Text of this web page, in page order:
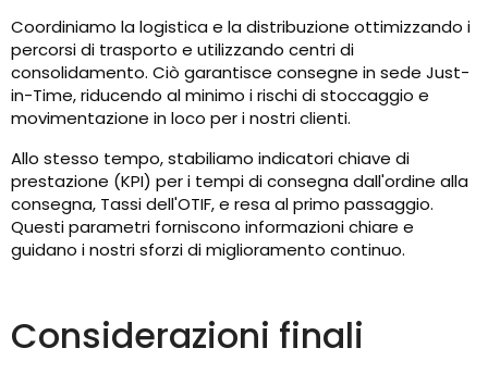
Coordiniamo la logistica e la distribuzione ottimizzando i
percorsi di trasporto e utilizzando centri di
consolidamento. Ciò garantisce consegne in sede Just-
in-Time, riducendo al minimo i rischi di stoccaggio e
movimentazione in loco per i nostri clienti.
Allo stesso tempo, stabiliamo indicatori chiave di
prestazione (KPI) per i tempi di consegna dall'ordine alla
consegna, Tassi dell'OTIF, e resa al primo passaggio.
Questi parametri forniscono informazioni chiare e
guidano i nostri sforzi di miglioramento continuo.
Considerazioni finali